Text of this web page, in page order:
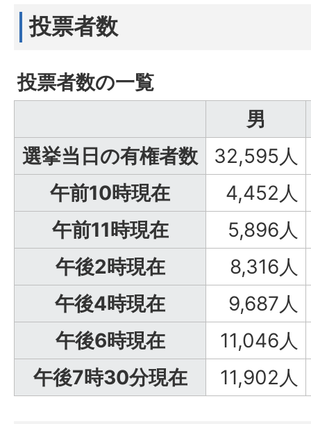
投票者数
投票者数の一覧
男
選挙当日の有権者数
32,595人
午前10時現在
4,452人
午前11時現在
5,896人
午後2時現在
8,316人
午後4時現在
9,687人
午後6時現在
11,046人
午後7時30分現在
11,902人